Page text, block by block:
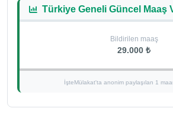
Türkiye Geneli Güncel Maaş
Bildirilen maaş
29.000 ₺
İşteMülakat'ta anonim paylaşılan 1